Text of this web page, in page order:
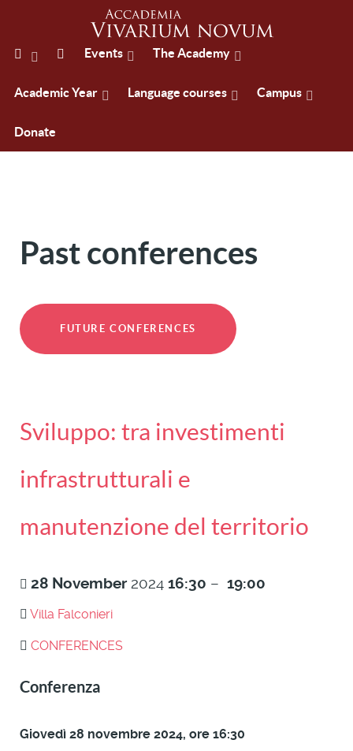
Events The Academy
Academic Year Language courses Campus
Donate
Past conferences
FUTURE CONFERENCES
Sviluppo: tra investimenti
infrastrutturali e
manutenzione del territorio
28 November 2024 16:30 – 19:00
Villa Falconieri
CONFERENCES
Conferenza
Giovedì 28 novembre 2024, ore 16:30